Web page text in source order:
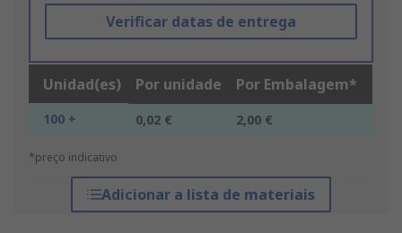
Verificar datas de entrega
Unidad(es) Por unidade Por Embalagem*
100 + 0,02 € 2,00 €
*preço indicativo
Adicionar a lista de materiais